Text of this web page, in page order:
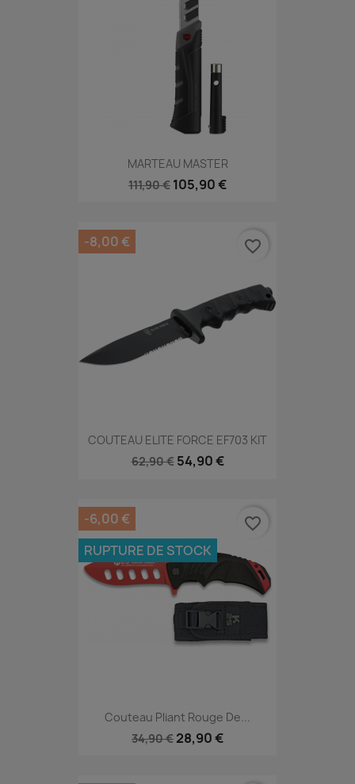
MARTEAU MASTER
111,90 € 105,90 €
COUTEAU ELITE FORCE EF703 KIT
62,90 € 54,90 €
-8,00 € favorite_border
Couteau Pliant Rouge De...
34,90 € 28,90 €
-6,00 €
RUPTURE DE STOCK
favorite_border